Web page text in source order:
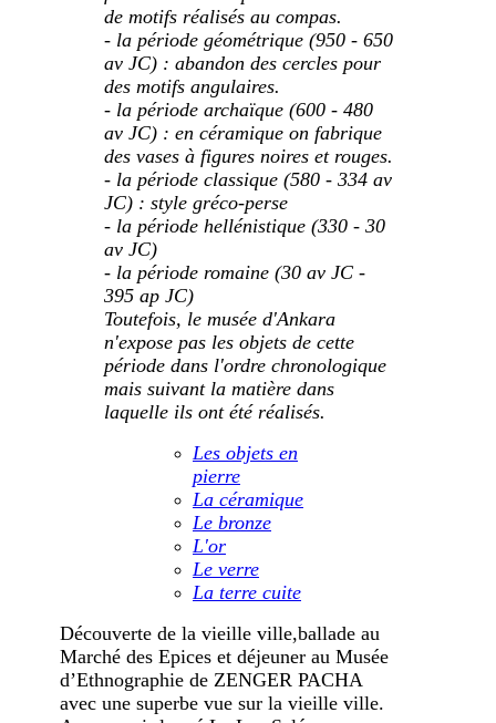
de motifs réalisés au compas.
- la période géométrique (950 - 650
av JC) : abandon des cercles pour
des motifs angulaires.
- la période archaïque (600 - 480
av JC) : en céramique on fabrique
des vases à figures noires et rouges.
- la période classique (580 - 334 av
JC) : style gréco-perse
- la période hellénistique (330 - 30
av JC)
- la période romaine (30 av JC -
395 ap JC)
Toutefois, le musée d'Ankara
n'expose pas les objets de cette
période dans l'ordre chronologique
mais suivant la matière dans
laquelle ils ont été réalisés.
Les objets en
pierre
La céramique
Le bronze
L'or
Le verre
La terre cuite
Découverte de la vieille ville,ballade au
Marché des Epices et déjeuner au Musée
d’Ethnographie de ZENGER PACHA
avec une superbe vue sur la vieille ville.